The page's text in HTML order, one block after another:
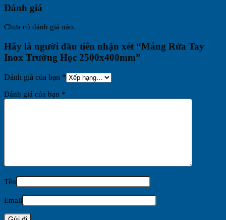
Đánh giá
Chưa có đánh giá nào.
Hãy là người đầu tiên nhận xét “Máng Rửa Tay
Inox Trường Học 2500x400mm”
Đánh giá của bạn *
Đánh giá của bạn *
Tên
Email